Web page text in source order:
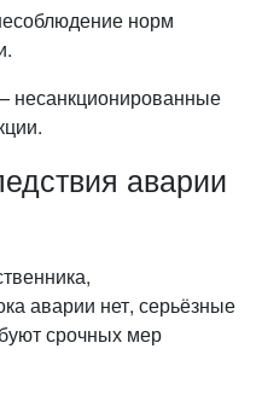
норм
несанкционированные
аварии
аварии нет, серьёзные
срочных мер